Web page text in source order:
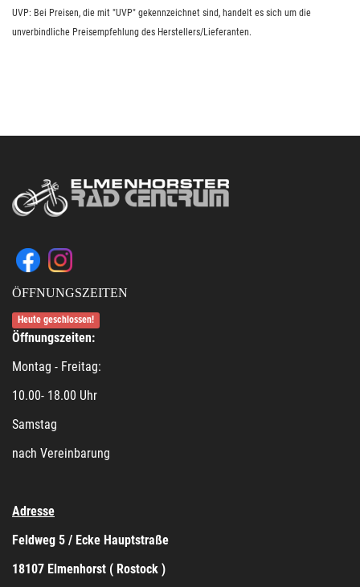
UVP: Bei Preisen, die mit "UVP" gekennzeichnet sind, handelt es sich um die
unverbindliche Preisempfehlung des Herstellers/Lieferanten.
ÖFFNUNGSZEITEN
Heute geschlossen!
Öffnungszeiten:
Montag - Freitag:
10.00- 18.00 Uhr
Samstag
nach Vereinbarung
Adresse
Feldweg 5 / Ecke Hauptstraße
18107 Elmenhorst ( Rostock )